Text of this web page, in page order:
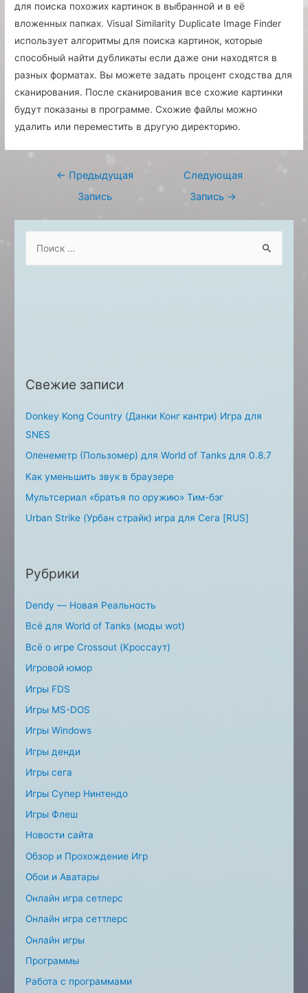
для поиска похожих картинок в выбранной и в её
вложенных папках. Visual Similarity Duplicate Image Finder
использует алгоритмы для поиска картинок, которые
способный найти дубликаты если даже они находятся в
разных форматах. Вы можете задать процент сходства для
сканирования. После сканирования все схожие картинки
будут показаны в программе. Схожие файлы можно
удалить или переместить в другую директорию.
Навигация
← Предыдущая
Запись
Следующая
Запись →
rСвежие записи
Donkey Kong Country (Данки Конг кантри) Игра для
SNES
Оленеметр (Пользомер) для World of Tanks для 0.8.7
Как уменьшить звук в браузере
Мультсериал «братья по оружию» Тим-бэг
Urban Strike (Урбан страйк) игра для Сега [RUS]
Рубрики
Dendy — Новая Реальность
Всё для World of Tanks (моды wot)
Всё о игре Crossout (Кроссаут)
Игровой юмор
Игры FDS
Игры MS-DOS
Игры Windows
Игры денди
Игры сега
Игры Супер Нинтендо
Игры Флеш
Новости сайта
Обзор и Прохождение Игр
Обои и Аватары
Онлайн игра сетлерс
Онлайн игра сеттлерс
Онлайн игры
Программы
Работа с программами